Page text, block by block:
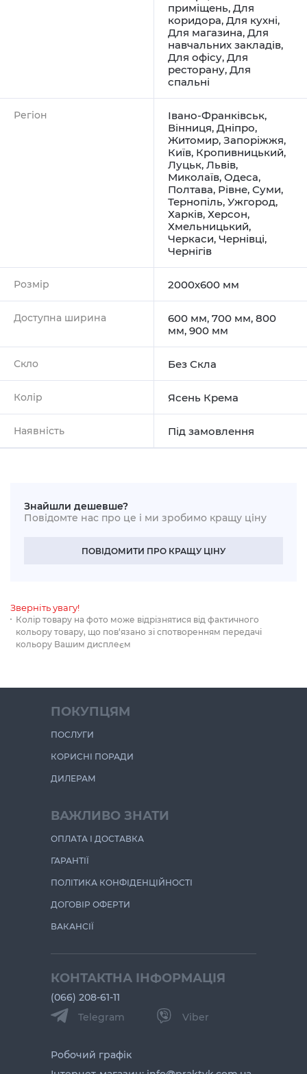
приміщень, Для
коридора, Для кухні,
Для магазина, Для
навчальних закладів,
Для офісу, Для
ресторану, Для
спальні
Регіон Івано-Франківськ,
Вінниця, Дніпро,
Житомир, Запоріжжя,
Київ, Кропивницький,
Луцьк, Львів,
Миколаїв, Одеса,
Полтава, Рівне, Суми,
Тернопіль, Ужгород,
Харків, Херсон,
Хмельницький,
Черкаси, Чернівці,
Чернігів
Розмір 2000х600 мм
Доступна ширина
600 мм, 700 мм, 800
мм, 900 мм
Скло Без Скла
Колір Ясень Крема
Наявність Під замовлення
Знайшли дешевше?
Повідомте нас про це і ми зробимо кращу ціну
ПОВІДОМИТИ ПРО КРАЩУ ЦІНУ
Зверніть увагу!
Колір товару на фото може відрізнятися від фактичного
кольору товару, що пов‘язано зі спотворенням передачі
кольору Вашим дисплеєм
ПОКУПЦЯМ
ПОСЛУГИ
КОРИСНІ ПОРАДИ
ДИЛЕРАМ
ВАЖЛИВО ЗНАТИ
ОПЛАТА І ДОСТАВКА
ГАРАНТІЇ
ПОЛІТИКА КОНФІДЕНЦІЙНОСТІ
ДОГОВІР ОФЕРТИ
ВАКАНСІЇ
КОНТАКТНА ІНФОРМАЦІЯ
(066) 208-61-11
Telegram
Viber
Робочий графік